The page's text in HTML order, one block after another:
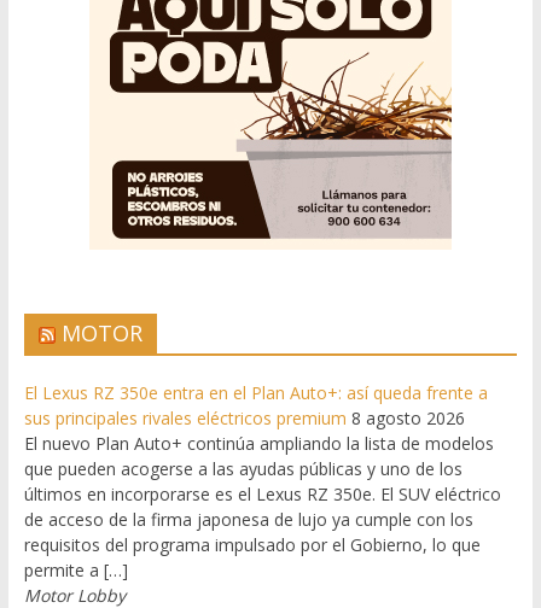
MOTOR
El Lexus RZ 350e entra en el Plan Auto+: así queda frente a
sus principales rivales eléctricos premium 8 agosto 2026
El nuevo Plan Auto+ continúa ampliando la lista de modelos
que pueden acogerse a las ayudas públicas y uno de los
últimos en incorporarse es el Lexus RZ 350e. El SUV eléctrico
de acceso de la firma japonesa de lujo ya cumple con los
requisitos del programa impulsado por el Gobierno, lo que
permite a […]
Motor Lobby